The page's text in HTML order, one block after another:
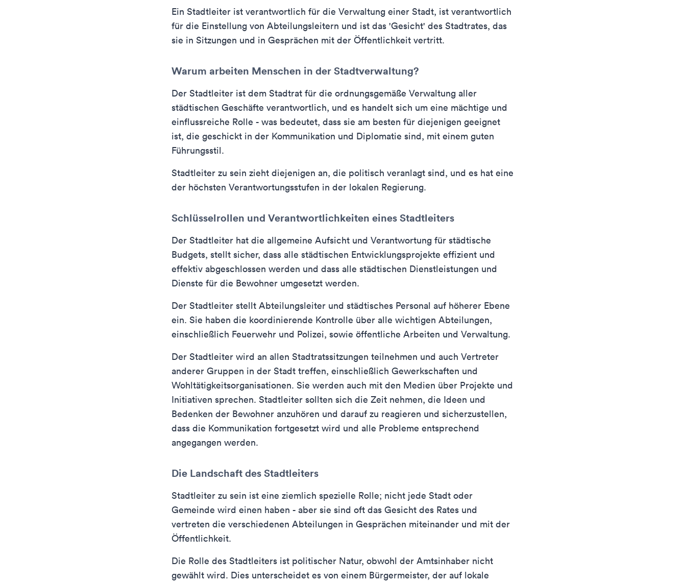
Ein Stadtleiter ist verantwortlich für die Verwaltung einer Stadt, ist verantwortlich
für die Einstellung von Abteilungsleitern und ist das 'Gesicht' des Stadtrates, das
sie in Sitzungen und in Gesprächen mit der Öffentlichkeit vertritt.
Warum arbeiten Menschen in der Stadtverwaltung?
Der Stadtleiter ist dem Stadtrat für die ordnungsgemäße Verwaltung aller
städtischen Geschäfte verantwortlich, und es handelt sich um eine mächtige und
einflussreiche Rolle - was bedeutet, dass sie am besten für diejenigen geeignet
ist, die geschickt in der Kommunikation und Diplomatie sind, mit einem guten
Führungsstil.
Stadtleiter zu sein zieht diejenigen an, die politisch veranlagt sind, und es hat eine
der höchsten Verantwortungsstufen in der lokalen Regierung.
Schlüsselrollen und Verantwortlichkeiten eines Stadtleiters
Der Stadtleiter hat die allgemeine Aufsicht und Verantwortung für städtische
Budgets, stellt sicher, dass alle städtischen Entwicklungsprojekte effizient und
effektiv abgeschlossen werden und dass alle städtischen Dienstleistungen und
Dienste für die Bewohner umgesetzt werden.
Der Stadtleiter stellt Abteilungsleiter und städtisches Personal auf höherer Ebene
ein. Sie haben die koordinierende Kontrolle über alle wichtigen Abteilungen,
einschließlich Feuerwehr und Polizei, sowie öffentliche Arbeiten und Verwaltung.
Der Stadtleiter wird an allen Stadtratssitzungen teilnehmen und auch Vertreter
anderer Gruppen in der Stadt treffen, einschließlich Gewerkschaften und
Wohltätigkeitsorganisationen. Sie werden auch mit den Medien über Projekte und
Initiativen sprechen. Stadtleiter sollten sich die Zeit nehmen, die Ideen und
Bedenken der Bewohner anzuhören und darauf zu reagieren und sicherzustellen,
dass die Kommunikation fortgesetzt wird und alle Probleme entsprechend
angegangen werden.
Die Landschaft des Stadtleiters
Stadtleiter zu sein ist eine ziemlich spezielle Rolle; nicht jede Stadt oder
Gemeinde wird einen haben - aber sie sind oft das Gesicht des Rates und
vertreten die verschiedenen Abteilungen in Gesprächen miteinander und mit der
Öffentlichkeit.
Die Rolle des Stadtleiters ist politischer Natur, obwohl der Amtsinhaber nicht
gewählt wird. Dies unterscheidet es von einem Bürgermeister, der auf lokale